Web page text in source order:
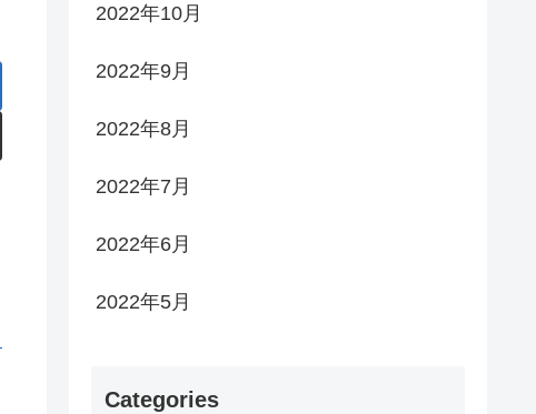
2022年10月
2022年9月
2022年8月
2022年7月
2022年6月
2022年5月
Categories